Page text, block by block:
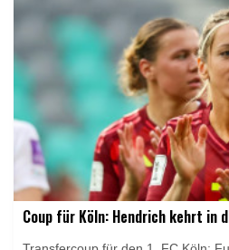
auf 140 Millionen Euro ansteigen
Coup für Köln: Hendrich kehrt in